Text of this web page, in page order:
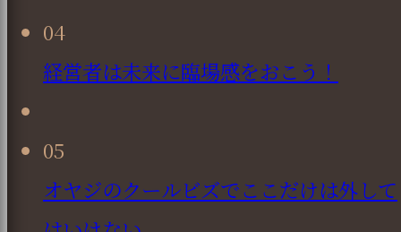
04
経営者は未来に臨場感をおこう！
05
オヤジのクールビズでここだけは外して